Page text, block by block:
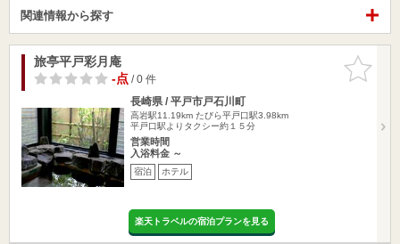
関連情報から探す
お気に入
りに追加
旅亭平戸彩月庵
-点/ 0 件
長崎県 / 平戸市戸石川町
高岩駅11.19km たびら平戸口駅3.98km
平戸口駅よりタクシー約１５分
営業時間
入浴料金 ～
宿泊 ホテル
楽天トラベルの宿泊プランを見る